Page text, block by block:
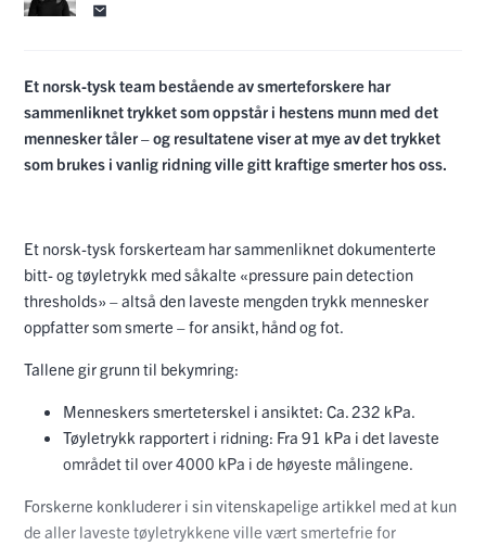
Et norsk-tysk team bestående av smerteforskere har
sammenliknet trykket som oppstår i hestens munn med det
mennesker tåler – og resultatene viser at mye av det trykket
som brukes i vanlig ridning ville gitt kraftige smerter hos oss.
Et norsk-tysk forskerteam har sammenliknet dokumenterte
bitt- og tøyletrykk med såkalte «pressure pain detection
thresholds» – altså den laveste mengden trykk mennesker
oppfatter som smerte – for ansikt, hånd og fot.
Tallene gir grunn til bekymring:
Menneskers smerteterskel i ansiktet: Ca. 232 kPa.
Tøyletrykk rapportert i ridning: Fra 91 kPa i det laveste
området til over 4000 kPa i de høyeste målingene.
Forskerne konkluderer i sin vitenskapelige artikkel med at kun
de aller laveste tøyletrykkene ville vært smertefrie for